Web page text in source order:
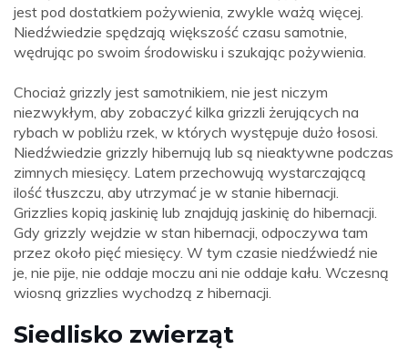
jest pod dostatkiem pożywienia, zwykle ważą więcej.
Niedźwiedzie spędzają większość czasu samotnie,
wędrując po swoim środowisku i szukając pożywienia.
Chociaż grizzly jest samotnikiem, nie jest niczym
niezwykłym, aby zobaczyć kilka grizzli żerujących na
rybach w pobliżu rzek, w których występuje dużo łososi.
Niedźwiedzie grizzly hibernują lub są nieaktywne podczas
zimnych miesięcy. Latem przechowują wystarczającą
ilość tłuszczu, aby utrzymać je w stanie hibernacji.
Grizzlies kopią jaskinię lub znajdują jaskinię do hibernacji.
Gdy grizzly wejdzie w stan hibernacji, odpoczywa tam
przez około pięć miesięcy. W tym czasie niedźwiedź nie
je, nie pije, nie oddaje moczu ani nie oddaje kału. Wczesną
wiosną grizzlies wychodzą z hibernacji.
Siedlisko zwierząt